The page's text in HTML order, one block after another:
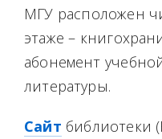
МГУ расположен
этаже –
абонемент
литературы.
Сайт библиотеки